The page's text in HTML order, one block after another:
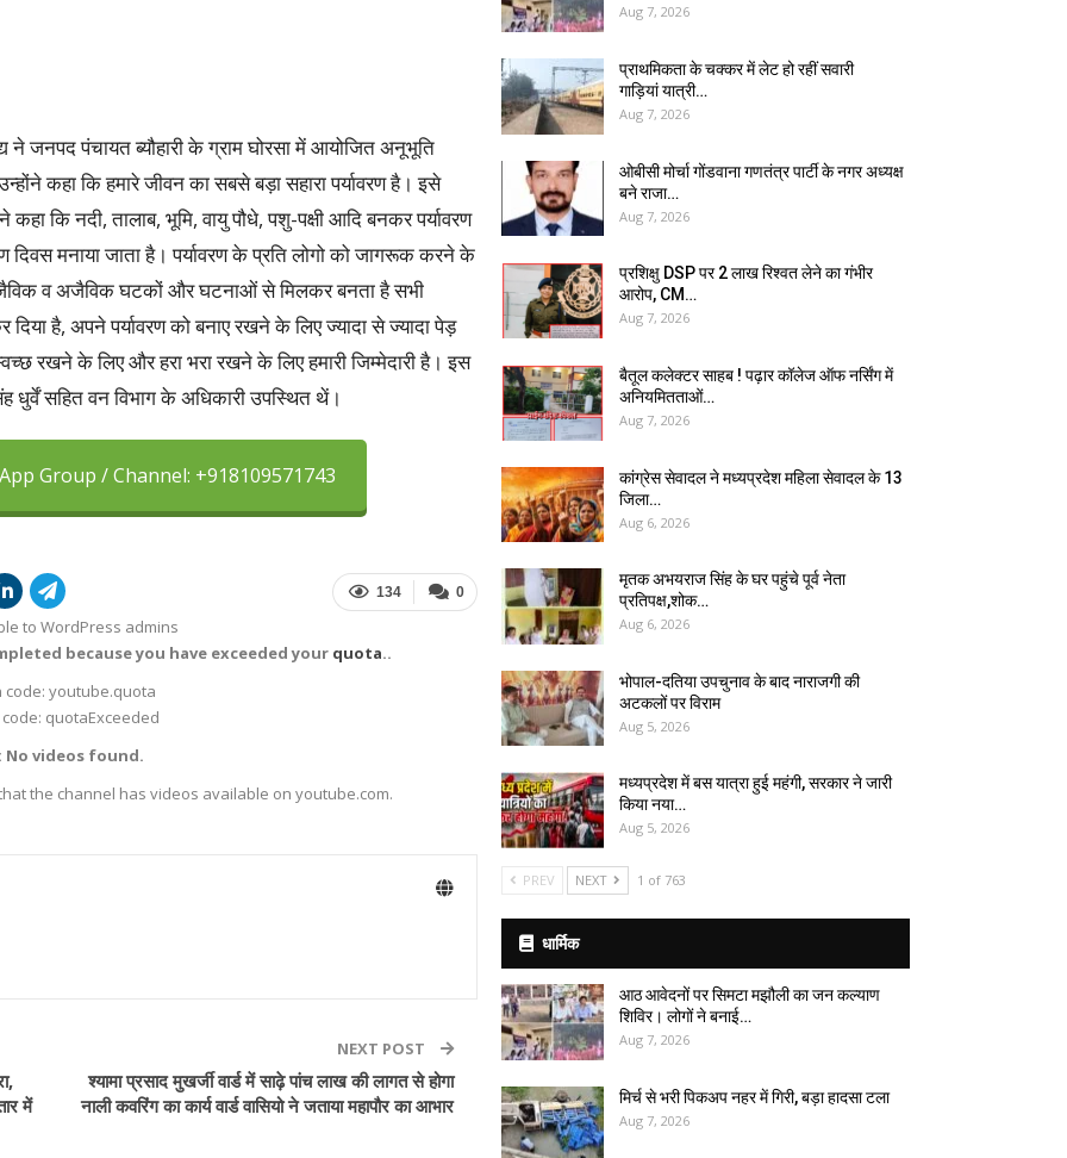
जनपद पंचायत ब्यौहारी के ग्राम घोरसा में आयोजित अनूभूति
कहा कि हमारे जीवन का सबसे बड़ा सहारा पर्यावरण है। इसे
कि नदी, तालाब, भूमि, वायु पौधे, पशु-पक्षी आदि बनकर पर्यावरण
दिवस मनाया जाता है। पर्यावरण के प्रति लोगो को जागरूक करने के
जैविक व अजैविक घटकों और घटनाओं से मिलकर बनता है सभी
दिया है, अपने पर्यावरण को बनाए रखने के लिए ज्यादा से ज्यादा पेड़
रखने के लिए और हरा भरा रखने के लिए हमारी जिम्मेदारी है। इस
धुर्वें सहित वन विभाग के अधिकारी उपस्थित थें।
Group / Channel: +918109571743
0
134
to WordPress admins
because you have exceeded your quota..
code: youtube.quota
quotaExceeded
No videos found.
the channel has videos available on youtube.com.
में
NEXT POST
श्यामा प्रसाद मुखर्जी वार्ड में साढ़े पांच लाख की लागत से होगा
नाली कवरिंग का कार्य वार्ड वासियो ने जताया महापौर का आभार
Aug 7, 2026
प्राथमिकता के चक्कर में लेट हो रहीं सवारी
गाड़ियां यात्री…
Aug 7, 2026
ओबीसी मोर्चा गोंडवाना गणतंत्र पार्टी के नगर अध्यक्ष
बने राजा…
Aug 7, 2026
प्रशिक्षु DSP पर ₹2 लाख रिश्वत लेने का गंभीर
आरोप, CM…
Aug 7, 2026
बैतूल कलेक्टर साहब ! पढ़ार कॉलेज ऑफ नर्सिंग में
अनियमितताओं…
Aug 7, 2026
कांग्रेस सेवादल ने मध्यप्रदेश महिला सेवादल के 13
जिला…
Aug 6, 2026
मृतक अभयराज सिंह के घर पहुंचे पूर्व नेता
प्रतिपक्ष,शोक…
Aug 6, 2026
भोपाल-दतिया उपचुनाव के बाद नाराजगी की
अटकलों पर विराम
Aug 5, 2026
मध्यप्रदेश में बस यात्रा हुई महंगी, सरकार ने जारी
किया नया…
Aug 5, 2026
PREV NEXT 1 of 763
धार्मिक
आठ आवेदनों पर सिमटा मझौली का जन कल्याण
शिविर। लोगों ने बनाई…
Aug 7, 2026
मिर्च से भरी पिकअप नहर में गिरी, बड़ा हादसा टला
Aug 7, 2026